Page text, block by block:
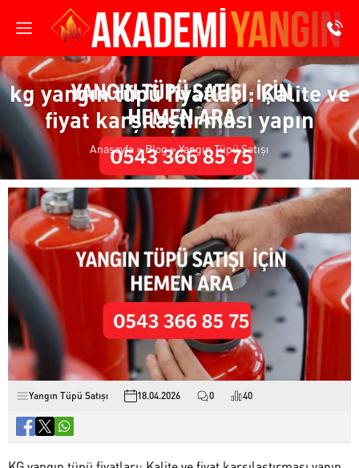
kg yangın tüpü fiyatları: Kalite ve
fiyat karşılaştırması yapın
Anasayfa »Blog»Yangın Tüpü Satışı
Yangın Tüpü Satışı 18.04.2026 0 40